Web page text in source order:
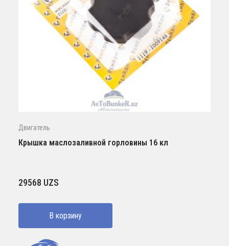
Двигатель
Крышка маслозаливной горловины 16 кл
29568 UZS
В корзину